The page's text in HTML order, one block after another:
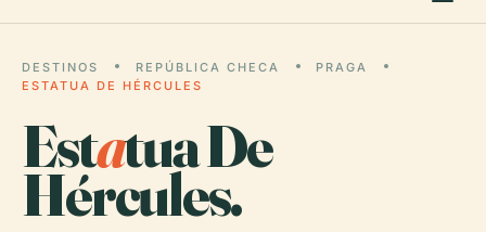
DESTINOS REPÚBLICA CHECA
PRAGA
ESTATUA DE HÉRCULES
Estatua De
Hércules.